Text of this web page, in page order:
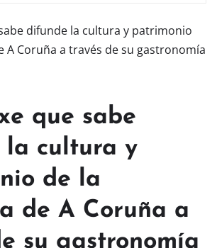
que sabe
la cultura y
de la
de A Coruña a
su gastronomía